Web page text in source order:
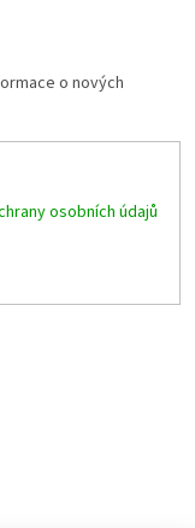
o nových
osobních údajů